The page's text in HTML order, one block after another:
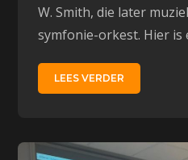
W. Smith, die later
symfonie-orkest. Hier
LEES VERDER